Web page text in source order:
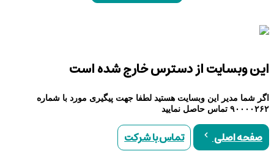
این وبسایت از دسترس خارج شده است
اگر شما مدیر این وبسایت هستید لطفا جهت پیگیری مورد با شماره
۹۰۰۰۰۲۶۲ تماس حاصل نمایید
صفحه اصلی تماس با شرکت